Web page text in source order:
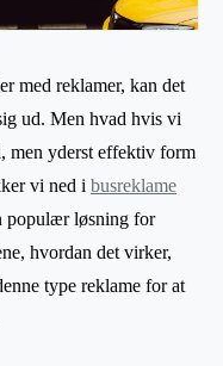
med reklamer, kan det
ud. Men hvad hvis vi
men yderst effektiv form
vi ned i busreklame
populær løsning for
hvordan det virker,
type reklame for at